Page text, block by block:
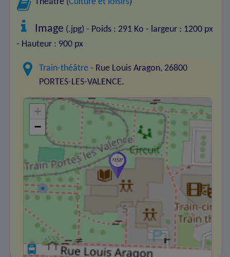
Image (.jpg) - Poids : 291 Ko - largeur : 1200 px
- Hauteur : 900 px
Train-théâtre - Rue Louis Aragon, 26800
PORTES-LES-VALENCE.
+
−